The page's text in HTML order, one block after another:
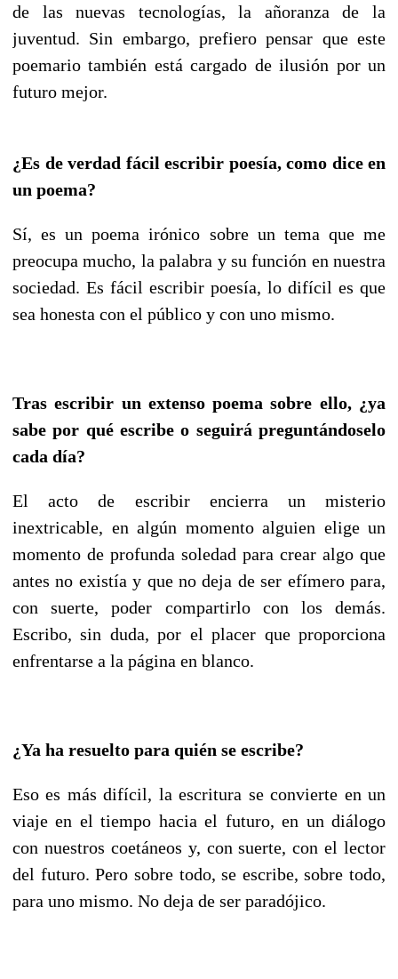
de las nuevas tecnologías, la añoranza de la
juventud. Sin embargo, prefiero pensar que este
poemario también está cargado de ilusión por un
futuro mejor.
¿Es de verdad fácil escribir poesía, como dice en
un poema?
Sí, es un poema irónico sobre un tema que me
preocupa mucho, la palabra y su función en nuestra
sociedad. Es fácil escribir poesía, lo difícil es que
sea honesta con el público y con uno mismo.
Tras escribir un extenso poema sobre ello, ¿ya
sabe por qué escribe o seguirá preguntándoselo
cada día?
El acto de escribir encierra un misterio
inextricable, en algún momento alguien elige un
momento de profunda soledad para crear algo que
antes no existía y que no deja de ser efímero para,
con suerte, poder compartirlo con los demás.
Escribo, sin duda, por el placer que proporciona
enfrentarse a la página en blanco.
¿Ya ha resuelto para quién se escribe?
Eso es más difícil, la escritura se convierte en un
viaje en el tiempo hacia el futuro, en un diálogo
con nuestros coetáneos y, con suerte, con el lector
del futuro. Pero sobre todo, se escribe, sobre todo,
para uno mismo. No deja de ser paradójico.